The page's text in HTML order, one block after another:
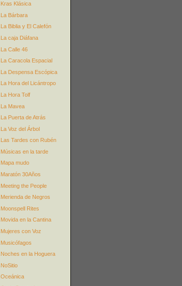
Kras Klásica
La Bárbara
La Biblia y El Calefón
La caja Diáfana
La Calle 46
La Caracola Espacial
La Despensa Escópica
La Hora del Licántropo
La Hora Tolf
La Mavea
La Puerta de Atrás
La Voz del Árbol
Las Tardes con Rubén
Músicas en la tarde
Mapa mudo
Maratón 30Años
Meeting the People
Merienda de Negros
Moonspell Rites
Movida en la Cantina
Mujeres con Voz
Musicófagos
Noches en la Hoguera
NoSitio
Oceánica